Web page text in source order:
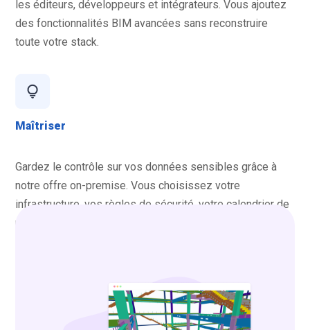
les éditeurs, développeurs et intégrateurs. Vous ajoutez
des fonctionnalités BIM avancées sans reconstruire
toute votre stack.
Maîtriser
Gardez le contrôle sur vos données sensibles grâce à
notre offre on-premise. Vous choisissez votre
infrastructure, vos règles de sécurité, votre calendrier de
mise à jour et vos modalités d’intégration.